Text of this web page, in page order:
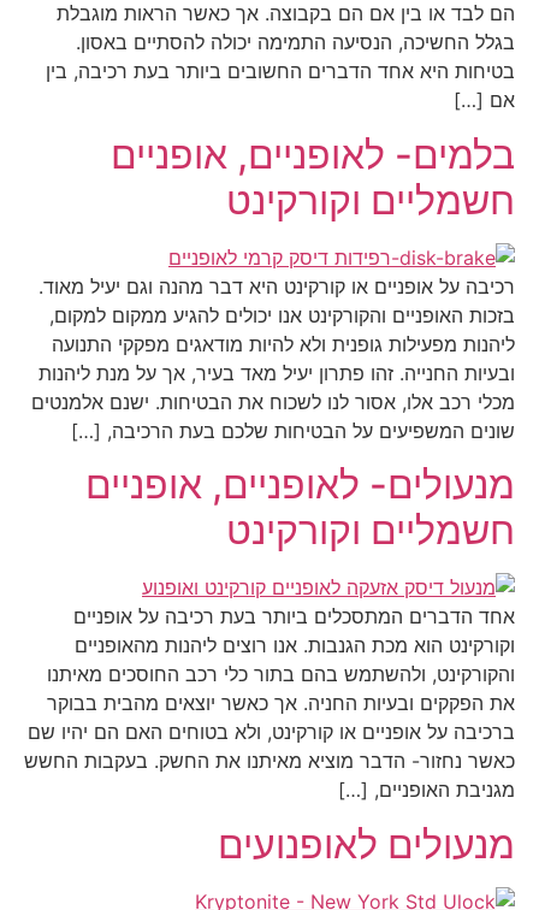
הם לבד או בין אם הם בקבוצה. אך כאשר הראות מוגבלת
בגלל החשיכה, הנסיעה התמימה יכולה להסתיים באסון.
בטיחות היא אחד הדברים החשובים ביותר בעת רכיבה, בין
אם […]
בלמים- לאופניים, אופניים
חשמליים וקורקינט
רכיבה על אופניים או קורקינט היא דבר מהנה וגם יעיל מאוד.
בזכות האופניים והקורקינט אנו יכולים להגיע ממקום למקום,
ליהנות מפעילות גופנית ולא להיות מודאגים מפקקי התנועה
ובעיות החנייה. זהו פתרון יעיל מאד בעיר, אך על מנת ליהנות
מכלי רכב אלו, אסור לנו לשכוח את הבטיחות. ישנם אלמנטים
שונים המשפיעים על הבטיחות שלכם בעת הרכיבה, […]
מנעולים- לאופניים, אופניים
חשמליים וקורקינט
אחד הדברים המתסכלים ביותר בעת רכיבה על אופניים
וקורקינט הוא מכת הגנבות. אנו רוצים ליהנות מהאופניים
והקורקינט, ולהשתמש בהם בתור כלי רכב החוסכים מאיתנו
את הפקקים ובעיות החניה. אך כאשר יוצאים מהבית בבוקר
ברכיבה על אופניים או קורקינט, ולא בטוחים האם הם יהיו שם
כאשר נחזור- הדבר מוציא מאיתנו את החשק. בעקבות החשש
מגניבת האופניים, […]
מנעולים לאופנועים